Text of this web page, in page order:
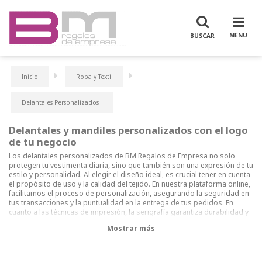
Inicio Ropa y Textil
Delantales Personalizados
Delantales y mandiles personalizados con el logo
de tu negocio
Los delantales personalizados de BM Regalos de Empresa no solo
protegen tu vestimenta diaria, sino que también son una expresión de tu
estilo y personalidad. Al elegir el diseño ideal, es crucial tener en cuenta
el propósito de uso y la calidad del tejido. En nuestra plataforma online,
facilitamos el proceso de personalización, asegurando la seguridad en
tus transacciones y la puntualidad en la entrega de tus pedidos. En
cuanto a las técnicas de impresión, la serigrafía garantiza durabilidad y
complejos. El bordado añade un toque de distinción y resistencia,
fotografías, aunque su durabilidad podría ser inferior. Los delantales
Mostrar más